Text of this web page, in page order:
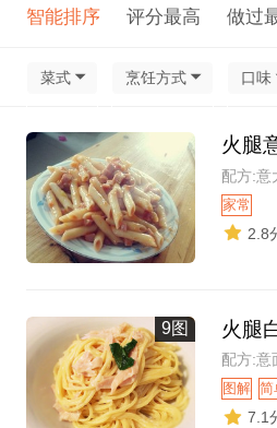
智能排序 评分最高 做过
菜式 烹饪方式 口味
火腿
配方:意
家常
2.8
9图 火腿
配方:意
图解 简
7.1